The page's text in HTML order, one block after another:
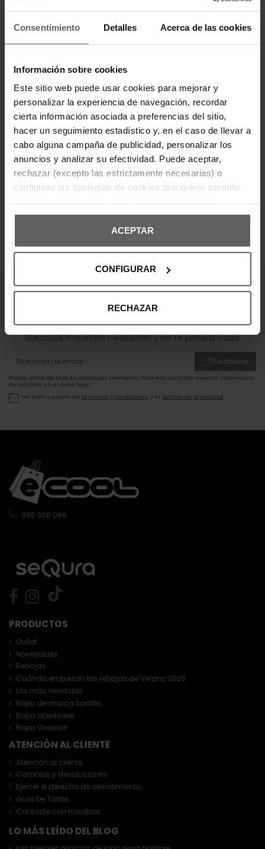
Consentimiento Detalles Acerca de las cookies
Información sobre cookies
Este sitio web puede usar cookies para mejorar y
personalizar la experiencia de navegación, recordar
cierta información asociada a preferencias del sitio,
hacer un seguimiento estadístico y, en el caso de llevar a
cabo alguna campaña de publicidad, personalizar los
anuncios y analizar su efectividad. Puede aceptar,
rechazar (excepto las estrictamente necesarias) o
configurar las tipologías de cookies que quiere permitir.
ACEPTAR
CONFIGURAR
RECHAZAR
DESCRIPCIÓN
elegancia y comodidad para un look refinado.
cuentan con cinturón anudado a juego que define
la cintura y dobladillo vuelto para un acabado
pulido. Su estilo sofisticado los hace ideales para
outfits urbanos o eventos casuales con un toque
chic.
DETALLES DEL PRODUCTO
DEVOLUCIONES Y CAMBIOS
INFORMACIÓN ENVÍOS
OPINIONES DE CLIENTES
¡Entérate de todas las novedades y
Suscribte a nuestra newsletter y no te pierdas nada.
Suscribirse
Puede darse de baja en cualquier momento. Para ello, consulte nuestra información
de contacto en el aviso legal.
He leído y acepto los términos y condiciones y la política de privacidad
PRODUCTOS
Outlet
Novedades
Rebajas
Cuándo empiezan las rebajas de Verano 2026
Los más vendidos
Ropa de marca barata
Ropa streetwear
Ropa Oversize
ATENCIÓN AL CLIENTE
Atención al cliente
Cambios y devoluciones
Ejercer el derecho de desistimiento
Guía De Tallas
Contacte con nosotros
LO MÁS LEÍDO DEL BLOG
696 308 086